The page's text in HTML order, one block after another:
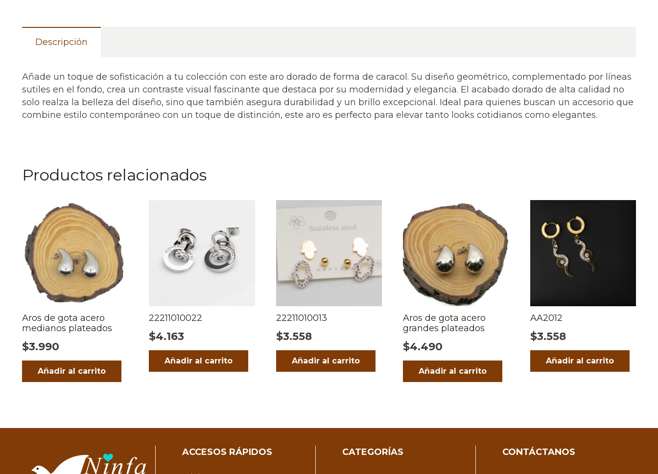
Descripción
Añade un toque de sofisticación a tu colección con este aro dorado de forma de caracol. Su diseño geométrico, complementado por líneas
sutiles en el fondo, crea un contraste visual fascinante que destaca por su modernidad y elegancia. El acabado dorado de alta calidad no
solo realza la belleza del diseño, sino que también asegura durabilidad y un brillo excepcional. Ideal para quienes buscan un accesorio que
combine estilo contemporáneo con un toque de distinción, este aro es perfecto para elevar tanto looks cotidianos como elegantes.
Productos relacionados
Aros de gota acero
medianos plateados
$3.990
Añadir al carrito
22211010022
$4.163
Añadir al carrito
22211010013
$3.558
Añadir al carrito
Aros de gota acero
grandes plateados
$4.490
Añadir al carrito
AA2012
$3.558
Añadir al carrito
ACCESOS RÁPIDOS CATEGORÍAS CONTÁCTANOS